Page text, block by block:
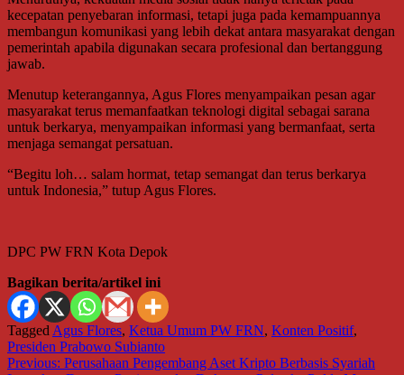
kecepatan penyebaran informasi, tetapi juga pada kemampuannya
membangun komunikasi yang lebih dekat antara masyarakat dengan
pemerintah apabila digunakan secara profesional dan bertanggung
jawab.
Menutup keterangannya, Agus Flores menyampaikan pesan agar
masyarakat terus memanfaatkan teknologi digital sebagai sarana
untuk berkarya, menyampaikan informasi yang bermanfaat, serta
menjaga semangat persatuan.
“Begitu loh… salam hormat, tetap semangat dan terus berkarya
untuk Indonesia,” tutup Agus Flores.
DPC PW FRN Kota Depok
Bagikan berita/artikel ini
Tagged Agus Flores, Ketua Umum PW FRN, Konten Positif,
Presiden Prabowo Subianto
Navigasi
Previous: Perusahaan Pengembang Aset Kripto Berbasis Syariah